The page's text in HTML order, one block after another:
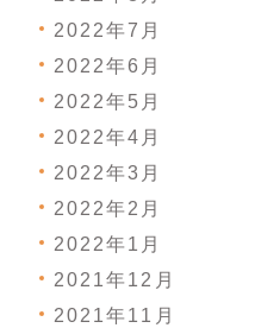
2022年7月
2022年6月
2022年5月
2022年4月
2022年3月
2022年2月
2022年1月
2021年12月
2021年11月